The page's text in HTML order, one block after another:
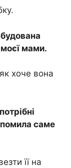
мами.
хоче вона
помила саме
її на